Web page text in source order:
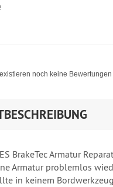
noch keine Bewertungen
BrakeTec Armatur
Armatur problemlos
in keinem